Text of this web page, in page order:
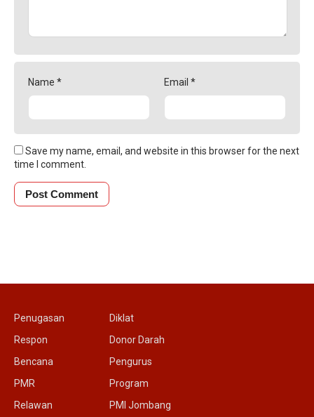
Name * Email *
Save my name, email, and website in this browser for the next
time I comment.
Penugasan
Respon
Bencana
PMR
Relawan
Diklat
Donor Darah
Pengurus
Program
PMI Jombang